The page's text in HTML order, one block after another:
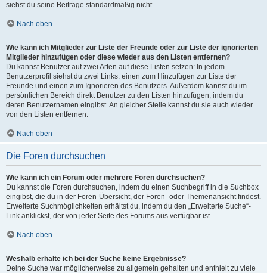
siehst du seine Beiträge standardmäßig nicht.
Nach oben
Wie kann ich Mitglieder zur Liste der Freunde oder zur Liste der ignorierten
Mitglieder hinzufügen oder diese wieder aus den Listen entfernen?
Du kannst Benutzer auf zwei Arten auf diese Listen setzen: In jedem
Benutzerprofil siehst du zwei Links: einen zum Hinzufügen zur Liste der
Freunde und einen zum Ignorieren des Benutzers. Außerdem kannst du im
persönlichen Bereich direkt Benutzer zu den Listen hinzufügen, indem du
deren Benutzernamen eingibst. An gleicher Stelle kannst du sie auch wieder
von den Listen entfernen.
Nach oben
Die Foren durchsuchen
Wie kann ich ein Forum oder mehrere Foren durchsuchen?
Du kannst die Foren durchsuchen, indem du einen Suchbegriff in die Suchbox
eingibst, die du in der Foren-Übersicht, der Foren- oder Themenansicht findest.
Erweiterte Suchmöglichkeiten erhältst du, indem du den „Erweiterte Suche“-
Link anklickst, der von jeder Seite des Forums aus verfügbar ist.
Nach oben
Weshalb erhalte ich bei der Suche keine Ergebnisse?
Deine Suche war möglicherweise zu allgemein gehalten und enthielt zu viele